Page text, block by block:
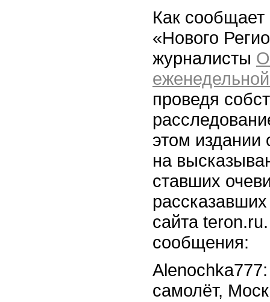
Как сообщает
«Нового
журналисты
проведя
этом
на
ставших
сайта
сообщения:
самолёт,